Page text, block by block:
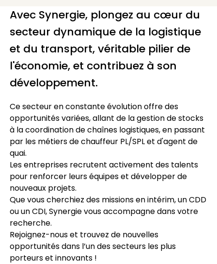
Avec Synergie, plongez au cœur du
secteur dynamique de la logistique
et du transport, véritable pilier de
l'économie, et contribuez à son
développement.
Ce secteur en constante évolution offre des
opportunités variées, allant de la gestion de stocks
à la coordination de chaînes logistiques, en passant
par les métiers de chauffeur PL/SPL et d'agent de
quai.
Les entreprises recrutent activement des talents
pour renforcer leurs équipes et développer de
nouveaux projets.
Que vous cherchiez des missions en intérim, un CDD
ou un CDI, Synergie vous accompagne dans votre
recherche.
Rejoignez-nous et trouvez de nouvelles
opportunités dans l’un des secteurs les plus
porteurs et innovants !